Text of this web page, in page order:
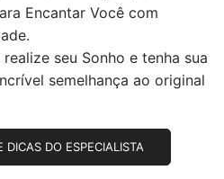
Encantar Você com
seu Sonho e tenha sua
semelhança ao original
DO ESPECIALISTA